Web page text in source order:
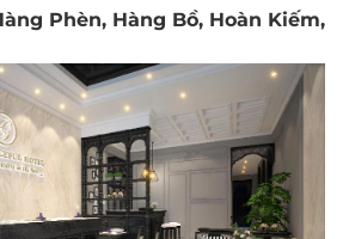
Phèn, Hàng Bồ, Hoàn Kiếm,